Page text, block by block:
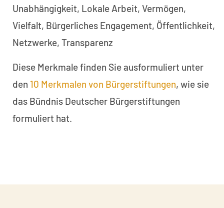
Unabhängigkeit, Lokale Arbeit, Vermögen,
Vielfalt, Bürgerliches Engagement, Öffentlichkeit,
Netzwerke, Transparenz
Diese Merkmale finden Sie ausformuliert unter
den 10 Merkmalen von Bürgerstiftungen, wie sie
das Bündnis Deutscher Bürgerstiftungen
formuliert hat.